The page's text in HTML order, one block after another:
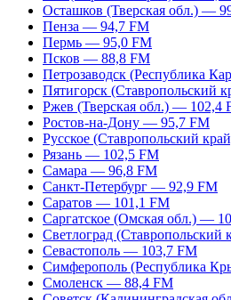
Осташков (Тверская обл.) —
Пенза — 94,7 FM
Пермь — 95,0 FM
Псков — 88,8 FM
Петрозаводск (Республика
Пятигорск (Ставропольский
Ржев (Тверская обл.) — 102,4
Ростов-на-Дону — 95,7 FM
Русское (Ставропольский
Рязань — 102,5 FM
Самара — 96,8 FM
Санкт-Петербург — 92,9 FM
Саратов — 101,1 FM
Саргатское (Омская обл.) —
Светлоград
Севастополь — 103,7 FM
Симферополь (Республика
Смоленск — 88,4 FM